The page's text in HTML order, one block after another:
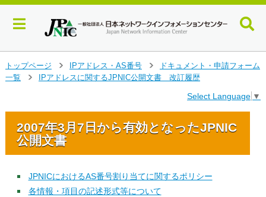
イ
ン
トップページ
>
IPアドレス・AS番号
>
ドキュメント・申請フォーム
一覧
IPアドレスに関するJPNIC公開文書 改訂履歴
Select Language ▼
2007年3月7日から有効となったJPNIC
公開文書
JPNICにおけるAS番号割り当てに関するポリシー
各情報・項目の記述形式等について